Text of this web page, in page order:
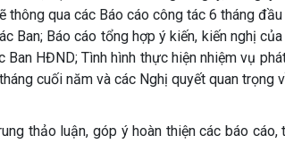
thông qua các Báo cáo công tác 6 tháng
Ban; Báo cáo tổng hợp ý kiến, kiến nghị
HĐND; Tình hình thực hiện nhiệm vụ
cuối năm và các Nghị quyết quan trọng
thảo luận, góp ý hoàn thiện các báo